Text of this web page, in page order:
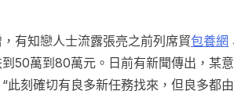
有知戀人士流露張亮之前列席貿包養網
50萬到80萬元。日前有新聞傳出，某
此刻確切有良多新任務找來，但良多都